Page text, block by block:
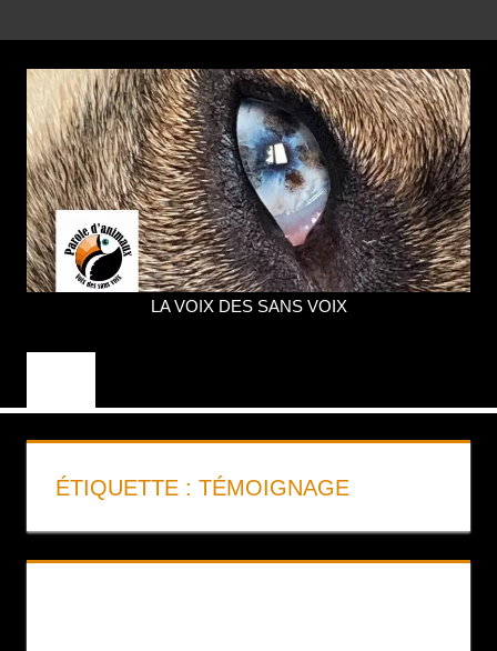
au
contenu
PAROLE
LA VOIX DES SANS VOIX
ÉTIQUETTE : TÉMOIGNAGE